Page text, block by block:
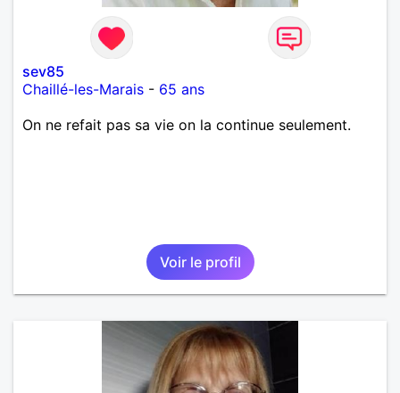
sev85
Chaillé-les-Marais - 65 ans
On ne refait pas sa vie on la continue seulement.
Voir le profil